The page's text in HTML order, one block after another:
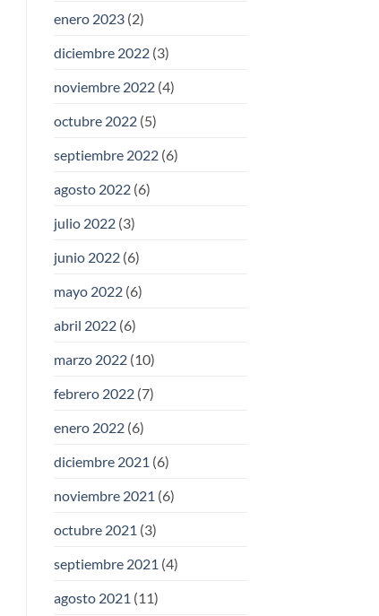
enero 2023(2)
diciembre 2022(3)
noviembre 2022(4)
octubre 2022(5)
septiembre 2022(6)
agosto 2022(6)
julio 2022(3)
junio 2022(6)
mayo 2022(6)
abril 2022(6)
marzo 2022(10)
febrero 2022(7)
enero 2022(6)
diciembre 2021 (6)
noviembre 2021 (6)
octubre 2021 (3)
septiembre 2021 (4)
agosto 2021 (11)